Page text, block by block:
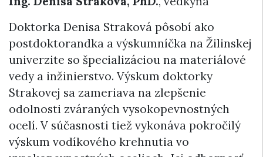
Doktorka Denisa Straková pôsobí ako
postdoktorandka a výskumníčka na Žilinskej
univerzite so špecializáciou na materiálové
vedy a inžinierstvo. Výskum doktorky
Strakovej sa zameriava na zlepšenie
odolnosti zváraných vysokopevnostných
ocelí. V súčasnosti tiež vykonáva pokročilý
výskum vodíkového krehnutia vo